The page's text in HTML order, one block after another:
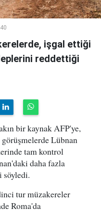
işgal ettiği
reddettiği
bir kaynak AFP'ye,
Lübnan
tam kontrol
daha fazla
söyledi.
tur müzakereler
Roma'da